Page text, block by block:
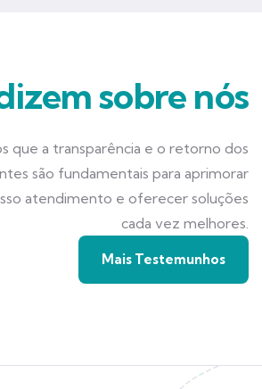
sobre nós
que a transparência e o retorno dos
são fundamentais para aprimorar
atendimento e oferecer soluções
cada vez melhores.
Mais Testemunhos